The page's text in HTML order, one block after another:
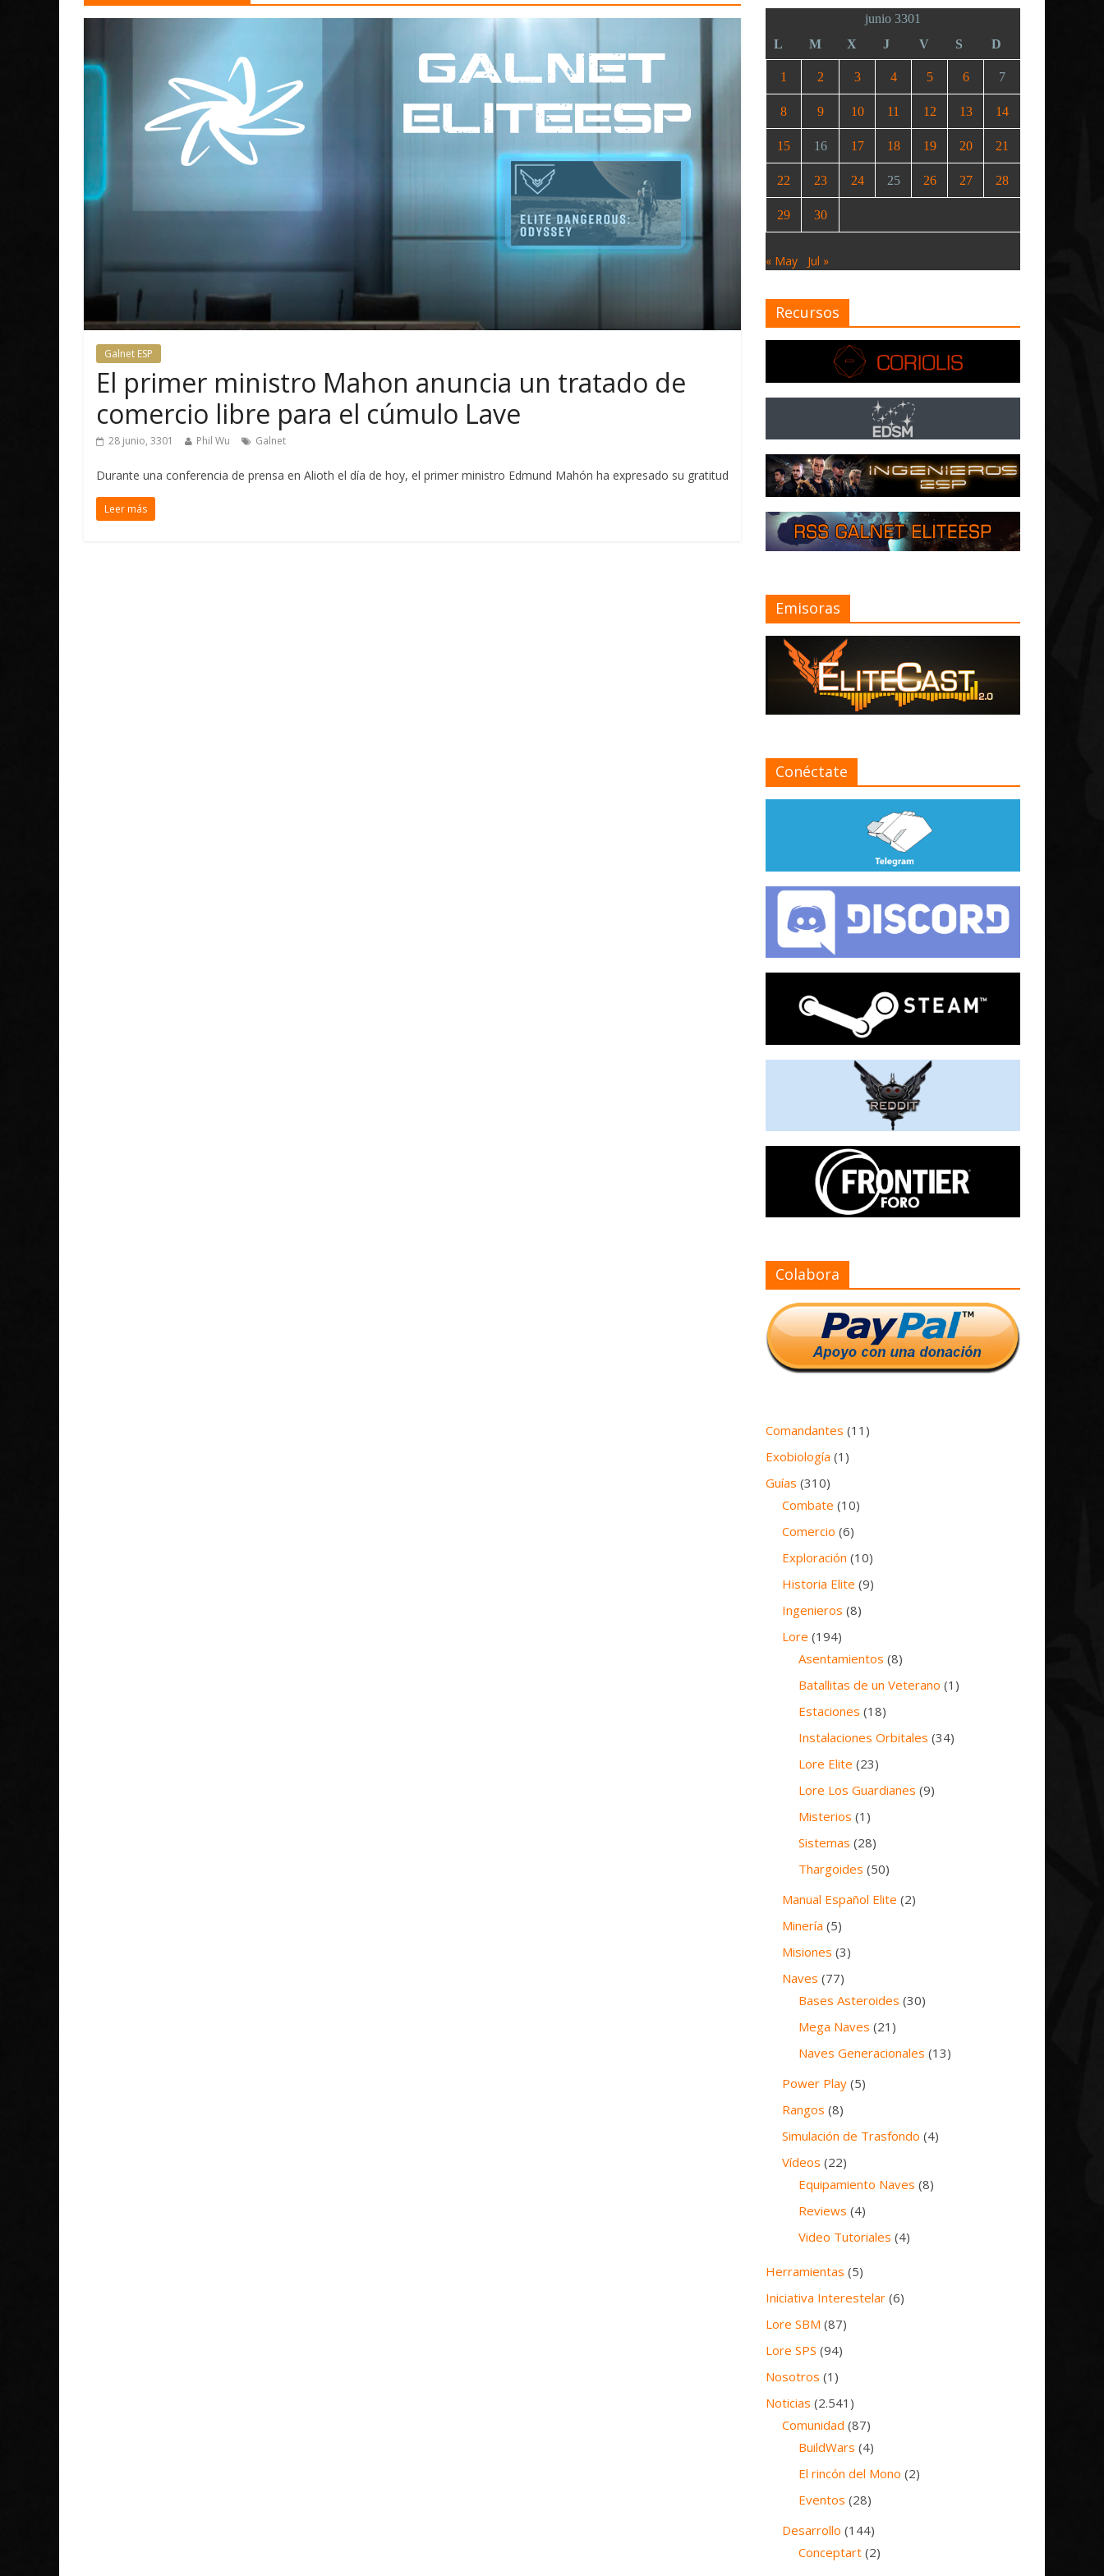
Galnet ESP
El primer ministro Mahon anuncia un tratado de
comercio libre para el cúmulo Lave
28 junio, 3301 Phil Wu Galnet
Durante una conferencia de prensa en Alioth el día de hoy, el primer ministro Edmund Mahón ha expresado su gratitud
Leer más
junio 3301
L
M X J V S D
1 2 3 4 5 6 7
8 9 10 11 12 13 14
15 16 17 18 19 20 21
22 23 24 25 26 27 28
29 30
« May Jul »
Recursos
Emisoras
Conéctate
Colabora
Comandantes (11)
Exobiología (1)
Guías (310)
Combate (10)
Comercio (6)
Exploración (10)
Historia Elite (9)
Ingenieros (8)
Lore (194)
Asentamientos (8)
Batallitas de un Veterano (1)
Estaciones (18)
Instalaciones Orbitales (34)
Lore Elite (23)
Lore Los Guardianes (9)
Misterios (1)
Sistemas (28)
Thargoides (50)
Manual Español Elite (2)
Minería (5)
Misiones (3)
Naves (77)
Bases Asteroides (30)
Mega Naves (21)
Naves Generacionales (13)
Power Play (5)
Rangos (8)
Simulación de Trasfondo (4)
Vídeos (22)
Equipamiento Naves (8)
Reviews (4)
Video Tutoriales (4)
Herramientas (5)
Iniciativa Interestelar (6)
Lore SBM (87)
Lore SPS (94)
Nosotros (1)
Noticias (2.541)
Comunidad (87)
BuildWars (4)
El rincón del Mono (2)
Eventos (28)
Desarrollo (144)
Conceptart (2)